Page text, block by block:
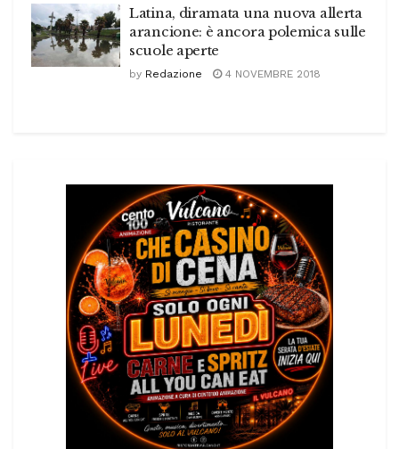
Latina, diramata una nuova allerta
arancione: è ancora polemica sulle
scuole aperte
by Redazione 4 NOVEMBRE 2018